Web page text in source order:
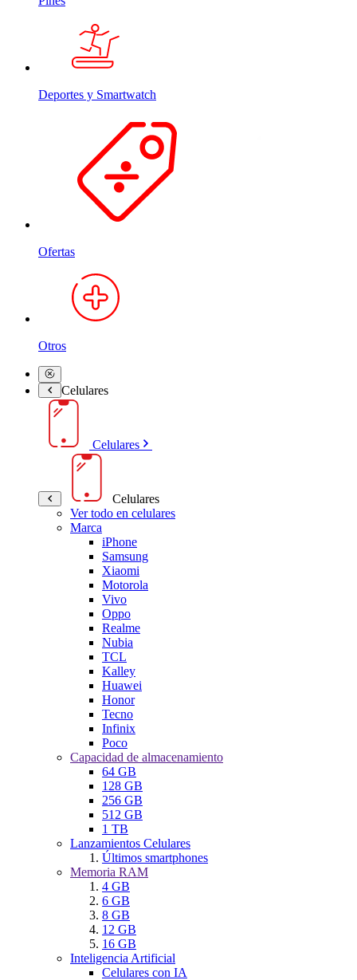
Deportes y Smartwatch
Ofertas
Otros
Celulares
Celulares
Celulares
Ver todo en celulares
Marca
iPhone
Samsung
Xiaomi
Motorola
Vivo
Oppo
Realme
Nubia
TCL
Kalley
Huawei
Honor
Tecno
Infinix
Poco
Capacidad de almacenamiento
64 GB
128 GB
256 GB
512 GB
1 TB
Lanzamientos Celulares
Últimos smartphones
Memoria RAM
4 GB
6 GB
8 GB
12 GB
16 GB
Inteligencia Artificial
Celulares con IA